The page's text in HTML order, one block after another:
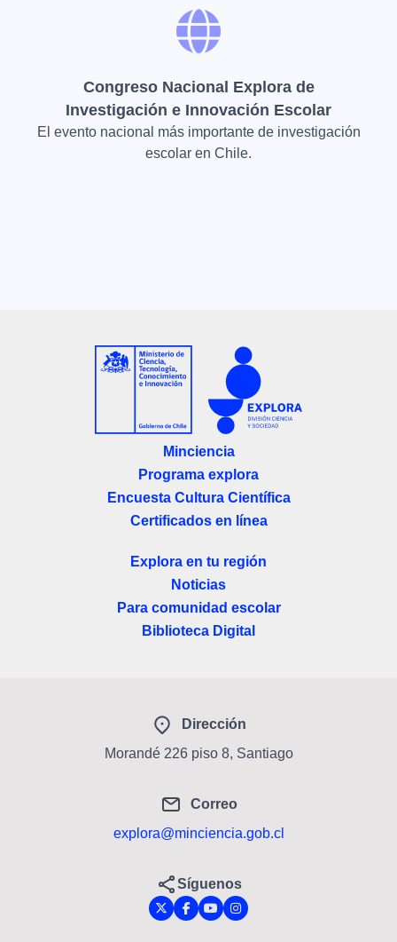
Congreso Nacional Explora de
Investigación e Innovación Escolar
El evento nacional más importante de investigación
escolar en Chile.
Minciencia
Programa explora
Encuesta Cultura Científica
Certificados en línea
Explora en tu región
Noticias
Para comunidad escolar
Biblioteca Digital
Dirección
Morandé 226 piso 8, Santiago
Correo
explora@minciencia.gob.cl
Síguenos